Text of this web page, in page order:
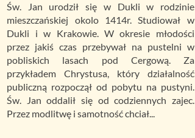
Św. Jan urodził się w Dukli w rodzinie
mieszczańskiej okolo 1414r. Studiował w
Dukli i w Krakowie. W okresie młodości
przez jakiś czas przebywał na pustelni w
pobliskich lasach pod Cergową. Za
przykładem Chrystusa, który działalność
publiczną rozpoczął od pobytu na pustyni.
Św. Jan oddalił się od codziennych zajec.
Przez modlitwę i samotność chciał...